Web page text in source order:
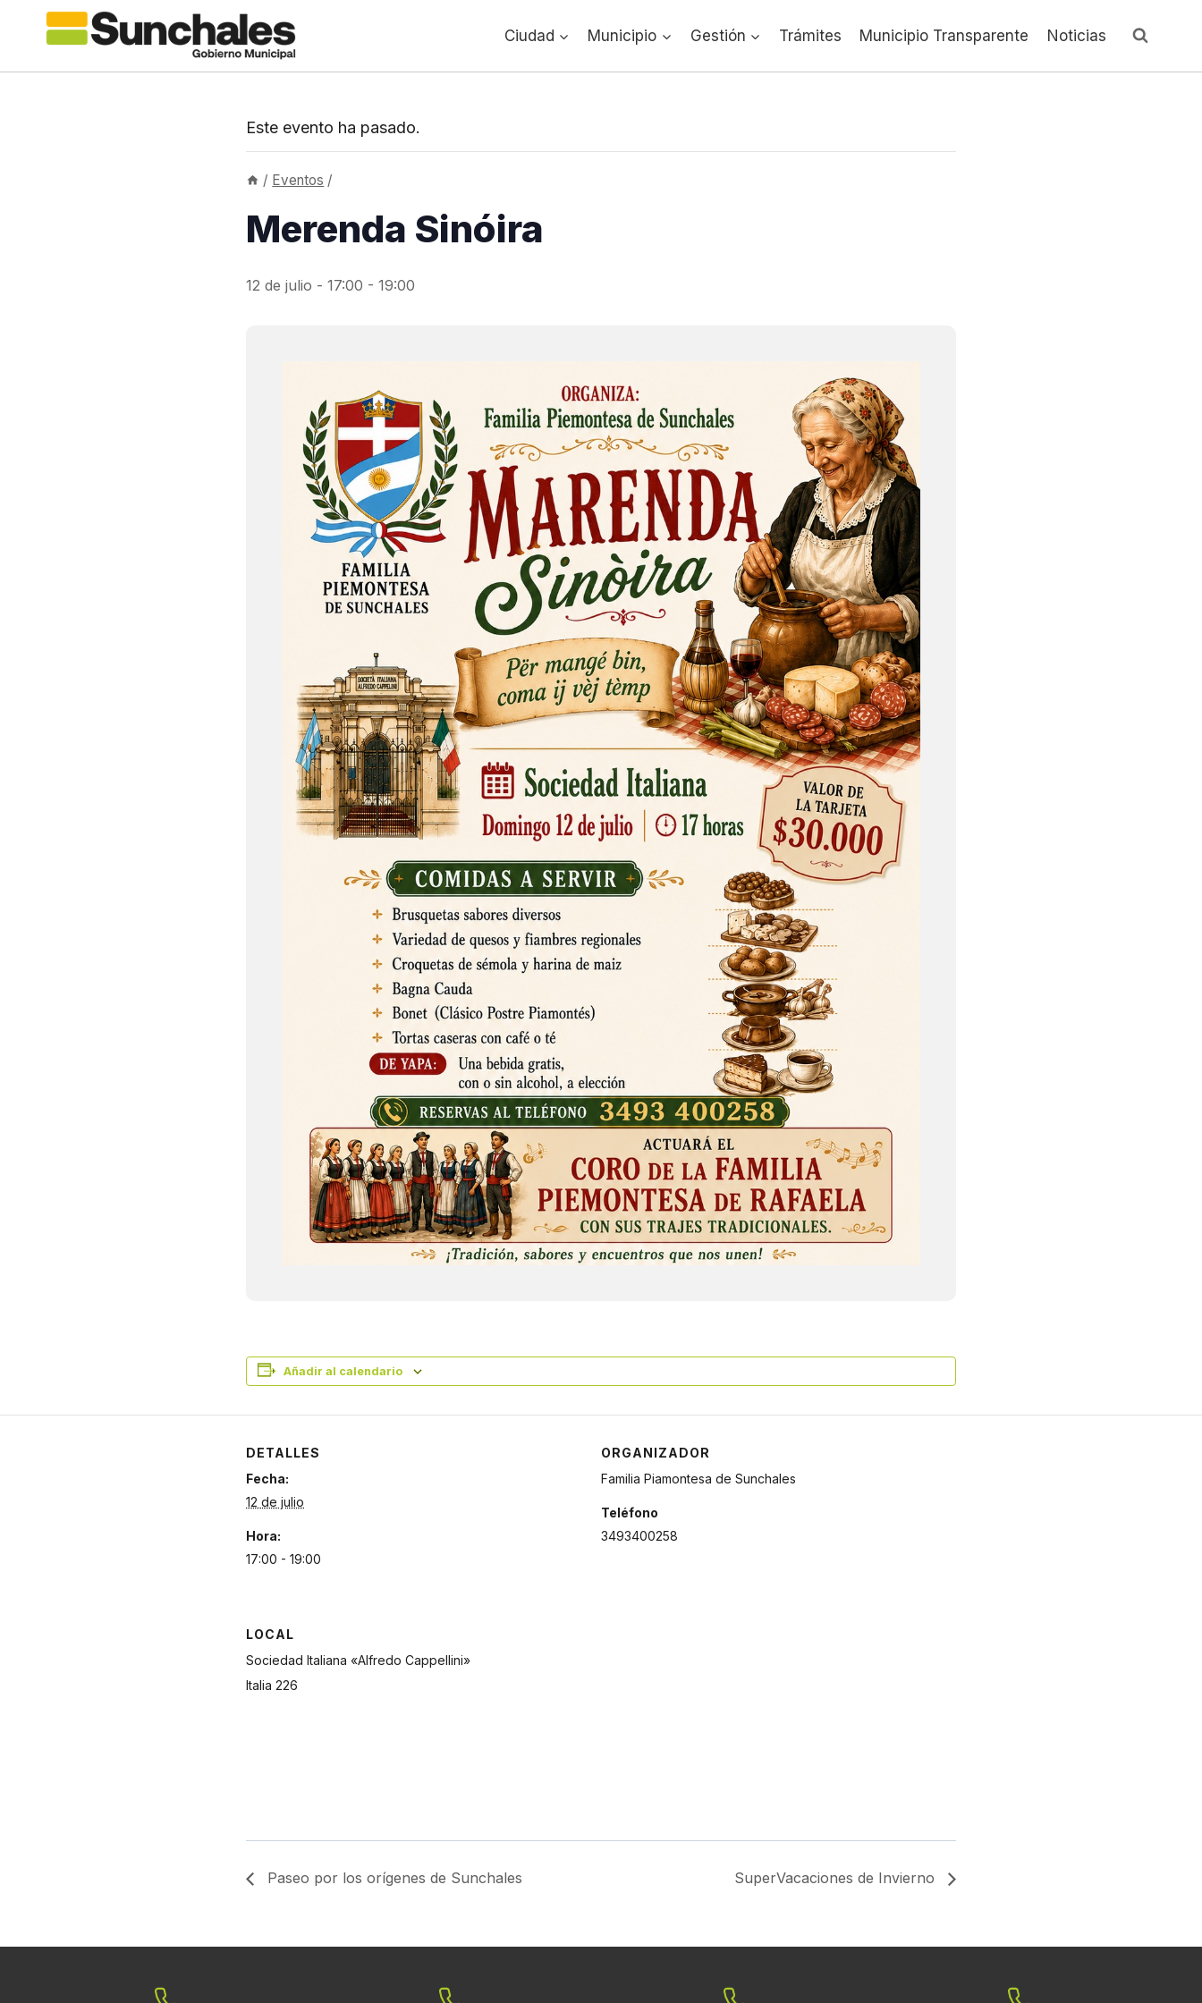
Ciudad Municipio Gestión Trámites Municipio Transparente Noticias
Este evento ha pasado.
/ Eventos /
Merenda Sinóira
12 de julio - 17:00 - 19:00
Añadir al calendario
DETALLES
Fecha:
12 de julio
Hora:
17:00 - 19:00
ORGANIZADOR
Familia Piamontesa de Sunchales
Teléfono
3493400258
LOCAL
Sociedad Italiana «Alfredo Cappellini»
Italia 226
Paseo por los orígenes de Sunchales SuperVacaciones de Invierno